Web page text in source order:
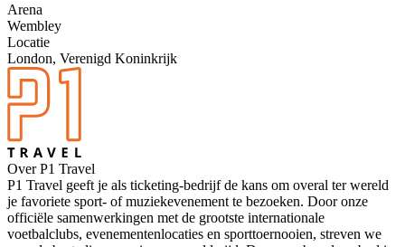
Arena
Wembley
Locatie
London, Verenigd Koninkrijk
Over P1 Travel
P1 Travel geeft je als ticketing-bedrijf de kans om overal ter wereld
je favoriete sport- of muziekevenement te bezoeken. Door onze
officiële samenwerkingen met de grootste internationale
voetbalclubs, evenementenlocaties en sporttoernooien, streven we